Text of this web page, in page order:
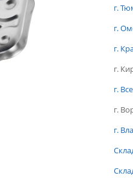
г.
г.
г.
г.
г.
г.
г.